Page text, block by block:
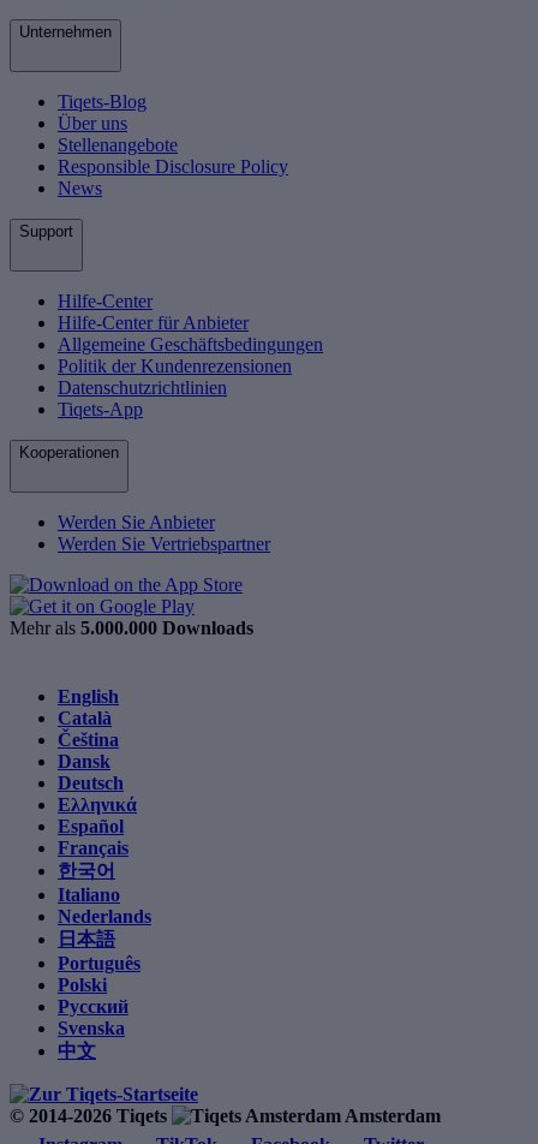
Unternehmen
Tiqets-Blog
Über uns
Stellenangebote
Responsible Disclosure Policy
News
Support
Hilfe-Center
Hilfe-Center für Anbieter
Allgemeine Geschäftsbedingungen
Politik der Kundenrezensionen
Datenschutzrichtlinien
Tiqets-App
Kooperationen
Werden Sie Anbieter
Werden Sie Vertriebspartner
Mehr als 5.000.000 Downloads
English
Català
Čeština
Dansk
Deutsch
Ελληνικά
Español
Français
한국어
Italiano
Nederlands
日本語
Português
Polski
Русский
Svenska
中文
© 2014-2026 Tiqets
Amsterdam